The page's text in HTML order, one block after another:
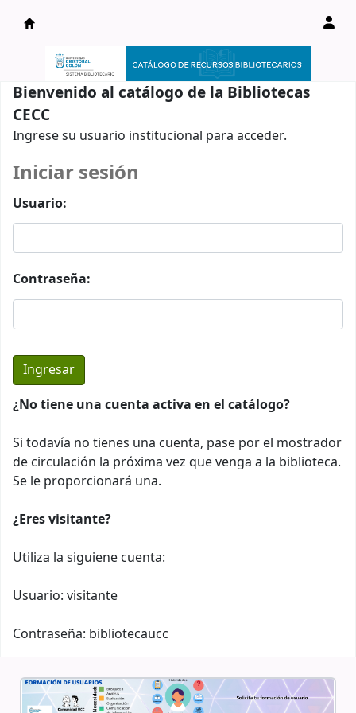
Catálogo en línea
Bienvenido al catálogo de la Bibliotecas
CECC
Ingrese su usuario institucional para acceder.
Iniciar sesión
Usuario:
Contraseña:
¿No tiene una cuenta activa en el catálogo?
Si todavía no tienes una cuenta, pase por el mostrador
de circulación la próxima vez que venga a la biblioteca.
Se le proporcionará una.
¿Eres visitante?
Utiliza la siguiene cuenta:
Usuario: visitante
Contraseña: bibliotecaucc